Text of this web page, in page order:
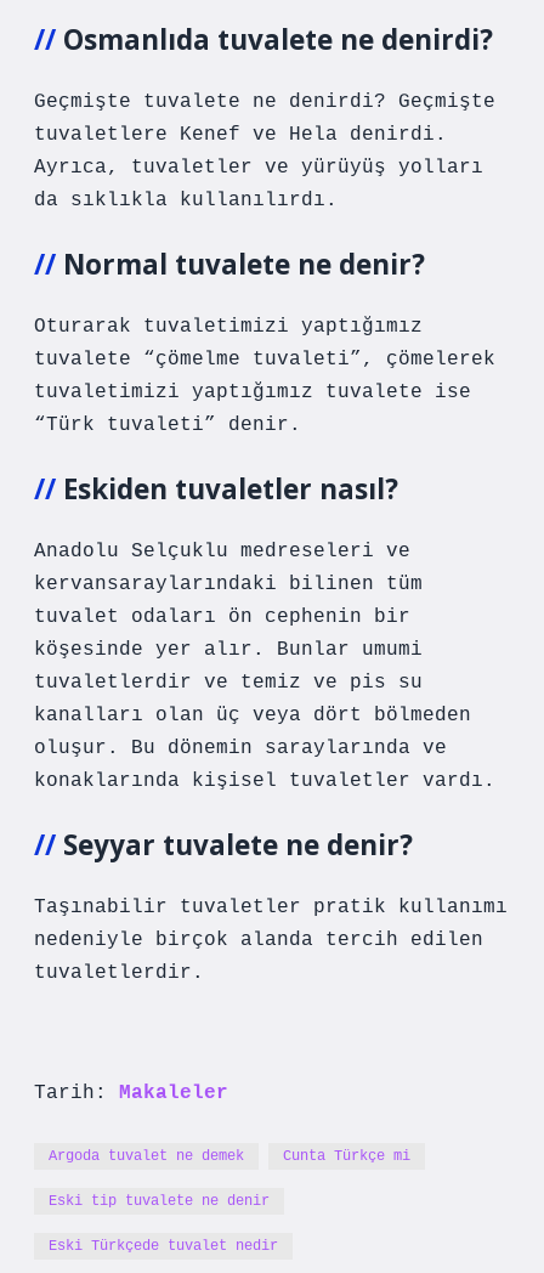
Osmanlıda tuvalete ne denirdi?
Geçmişte tuvalete ne denirdi? Geçmişte
tuvaletlere Kenef ve Hela denirdi.
Ayrıca, tuvaletler ve yürüyüş yolları
da sıklıkla kullanılırdı.
Normal tuvalete ne denir?
Oturarak tuvaletimizi yaptığımız
tuvalete “çömelme tuvaleti”, çömelerek
tuvaletimizi yaptığımız tuvalete ise
“Türk tuvaleti” denir.
Eskiden tuvaletler nasıl?
Anadolu Selçuklu medreseleri ve
kervansaraylarındaki bilinen tüm
tuvalet odaları ön cephenin bir
köşesinde yer alır. Bunlar umumi
tuvaletlerdir ve temiz ve pis su
kanalları olan üç veya dört bölmeden
oluşur. Bu dönemin saraylarında ve
konaklarında kişisel tuvaletler vardı.
Seyyar tuvalete ne denir?
Taşınabilir tuvaletler pratik kullanımı
nedeniyle birçok alanda tercih edilen
tuvaletlerdir.
Tarih: Makaleler
Argoda tuvalet ne demek Cunta Türkçe mi
Eski tip tuvalete ne denir
Eski Türkçede tuvalet nedir